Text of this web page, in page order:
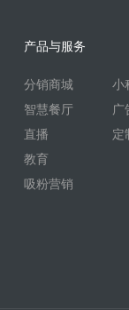
产品与服务
分销商城
智慧餐厅
直播
教育
吸粉营销
小
广
定